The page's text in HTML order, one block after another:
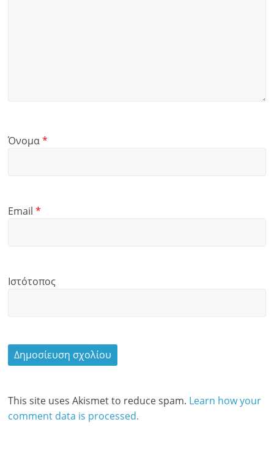
Όνομα*
Email*
Ιστότοπος
This site uses Akismet to reduce spam. Learn how your
comment data is processed.